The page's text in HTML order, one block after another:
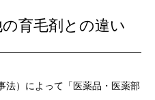
育毛剤との違い
法）によって「医薬品・医薬部